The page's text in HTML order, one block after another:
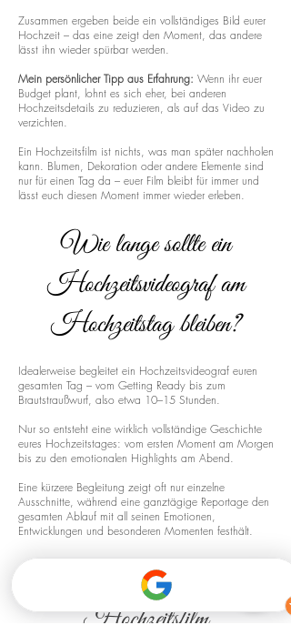
Zusammen ergeben beide ein vollständiges Bild eurer
Hochzeit – das eine zeigt den Moment, das andere
lässt ihn wieder spürbar werden.
Mein persönlicher Tipp aus Erfahrung: Wenn ihr euer
Budget plant, lohnt es sich eher, bei anderen
Hochzeitsdetails zu reduzieren, als auf das Video zu
verzichten.
Ein Hochzeitsfilm ist nichts, was man später nachholen
kann. Blumen, Dekoration oder andere Elemente sind
nur für einen Tag da – euer Film bleibt für immer und
lässt euch diesen Moment immer wieder erleben.
Wie lange sollte ein
Hochzeitsvideograf am
Hochzeitstag bleiben?
Idealerweise begleitet ein Hochzeitsvideograf euren
gesamten Tag – vom Getting Ready bis zum
Brautstraußwurf, also etwa 10–15 Stunden.
Nur so entsteht eine wirklich vollständige Geschichte
eures Hochzeitstages: vom ersten Moment am Morgen
bis zu den emotionalen Highlights am Abend.
Eine kürzere Begleitung zeigt oft nur einzelne
Ausschnitte, während eine ganztägige Reportage den
gesamten Ablauf mit all seinen Emotionen,
Entwicklungen und besonderen Momenten festhält.
Drohnenaufnahmen für euren